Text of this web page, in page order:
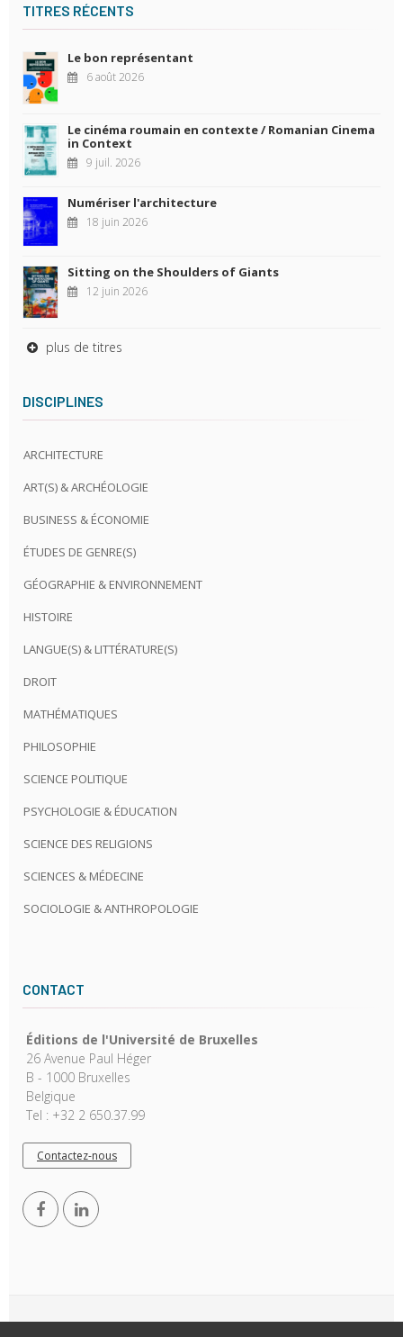
TITRES RÉCENTS
Le bon représentant
6 août 2026
Le cinéma roumain en contexte / Romanian Cinema
in Context
9 juil. 2026
Numériser l'architecture
18 juin 2026
Sitting on the Shoulders of Giants
12 juin 2026
plus de titres
DISCIPLINES
ARCHITECTURE
ART(S) & ARCHÉOLOGIE
BUSINESS & ÉCONOMIE
ÉTUDES DE GENRE(S)
GÉOGRAPHIE & ENVIRONNEMENT
HISTOIRE
LANGUE(S) & LITTÉRATURE(S)
DROIT
MATHÉMATIQUES
PHILOSOPHIE
SCIENCE POLITIQUE
PSYCHOLOGIE & ÉDUCATION
SCIENCE DES RELIGIONS
SCIENCES & MÉDECINE
SOCIOLOGIE & ANTHROPOLOGIE
CONTACT
Éditions de l'Université de Bruxelles
26 Avenue Paul Héger
B - 1000 Bruxelles
Belgique
Tel : +32 2 650.37.99
Contactez-nous
Copyright © 2026, EUB. Powered byGiantChair. All Rights